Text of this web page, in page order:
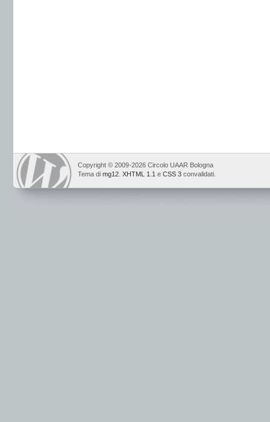
Copyright © 2009-2026 Circolo UAAR Bologna
Tema di mg12 XHTML 1.1 e CSS 3 convalidati.